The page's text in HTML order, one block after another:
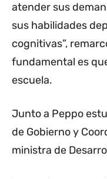
atender sus
sus habilidades
cognitivas”,
fundamental es
escuela.
Junto a Peppo
de Gobierno y
ministra de